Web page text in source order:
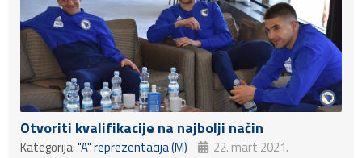
Otvoriti kvalifikacije na najbolji način
Kategorija:"A" reprezentacija (M) 22. mart 2021.